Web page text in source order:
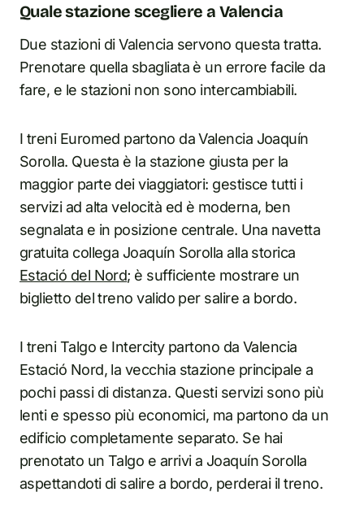
Quale stazione scegliere a Valencia
Due stazioni di Valencia servono questa tratta.
Prenotare quella sbagliata è un errore facile da
fare, e le stazioni non sono intercambiabili.
I treni Euromed partono da Valencia Joaquín
Sorolla. Questa è la stazione giusta per la
maggior parte dei viaggiatori: gestisce tutti i
servizi ad alta velocità ed è moderna, ben
segnalata e in posizione centrale. Una navetta
gratuita collega Joaquín Sorolla alla storica
Estació del Nord; è sufficiente mostrare un
biglietto del treno valido per salire a bordo.
I treni Talgo e Intercity partono da Valencia
Estació Nord, la vecchia stazione principale a
pochi passi di distanza. Questi servizi sono più
lenti e spesso più economici, ma partono da un
edificio completamente separato. Se hai
prenotato un Talgo e arrivi a Joaquín Sorolla
aspettandoti di salire a bordo, perderai il treno.